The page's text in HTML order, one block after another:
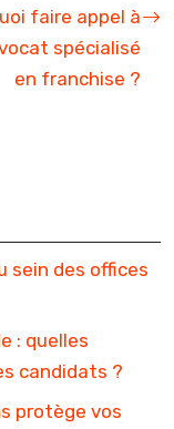
faire appel à
spécialisé
en franchise ?
sein des offices
: quelles
candidats ?
protège vos